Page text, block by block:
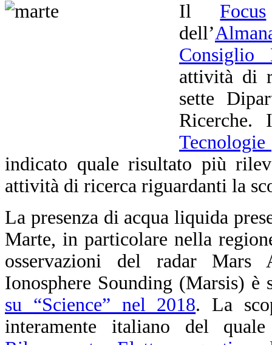
Il Focus
dell’
Consiglio
attività di
sette
indicato quale risultato più
attività di ricerca riguardanti la
La presenza di acqua liquida
Marte, in particolare nella
osservazioni del radar Mars
Ionosphere Sounding (Marsis)
su “Science” nel 2018. La
interamente italiano del